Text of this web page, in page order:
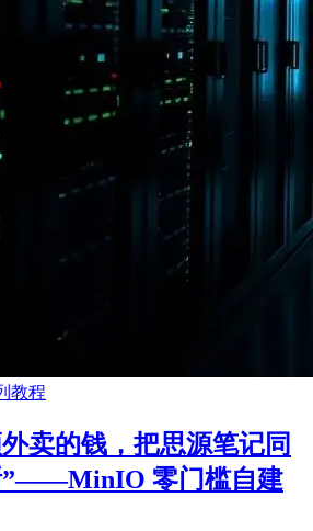
教程
卖的钱，把思源笔记同
”——MinIO 零门槛自建